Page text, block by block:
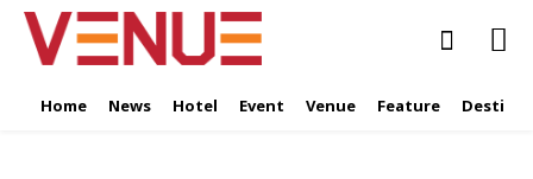
Home News Hotel Event Venue Feature